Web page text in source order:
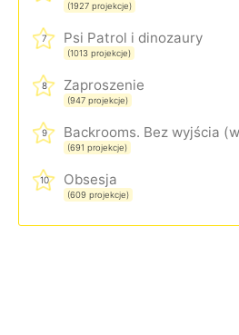
(1927 projekcje)
7 Psi Patrol i dinozaury
(1013 projekcje)
8 Zaproszenie
(947 projekcje)
9
(691 projekcje)
10 Obsesja
(609 projekcje)